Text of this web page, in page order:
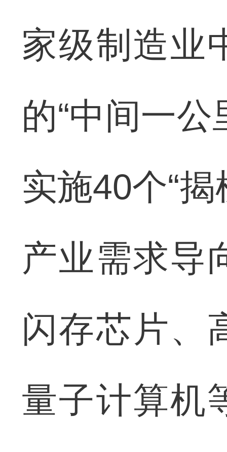
家级制造业
的“中间一
实施40个“
产业需求导
闪存芯片、
量子计算机